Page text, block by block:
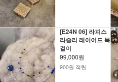
[E24N 06] 라피스
라즐리 레이어드 목
걸이
99,000원
900원 적립